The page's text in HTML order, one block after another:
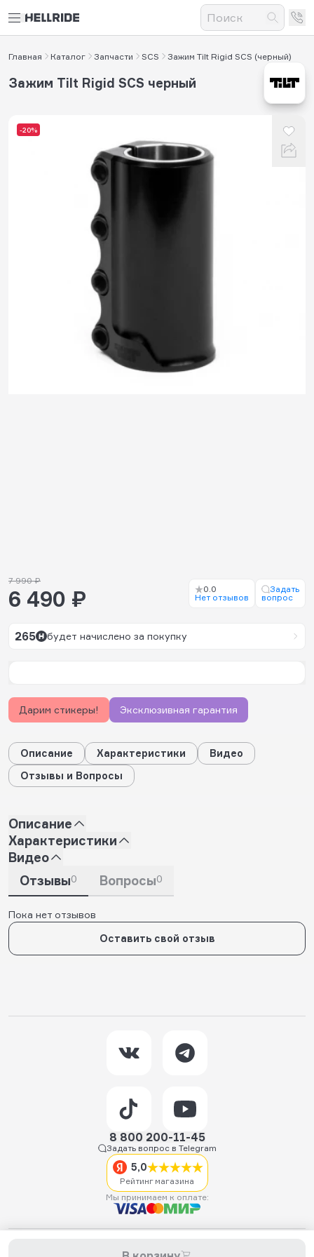
Главная Каталог Запчасти SCS Зажим Tilt Rigid SCS (черный)
-20%
Зажим Tilt Rigid SCS черный
7 990 ₽
6 490 ₽
0.0
Нет отзывов
Задать
вопрос
265 будет начислено за покупку
Дарим стикеры! Эксклюзивная гарантия
Описание Характеристики
Видео
Отзывы и Вопросы
Описание
Характеристики
Видео
Отзывы0 Вопросы0
Пока нет отзывов
Оставить свой отзыв
8 800 200-11-45
Задать вопрос в Telegram
5,0
Рейтинг магазина
Мы принимаем к оплате: